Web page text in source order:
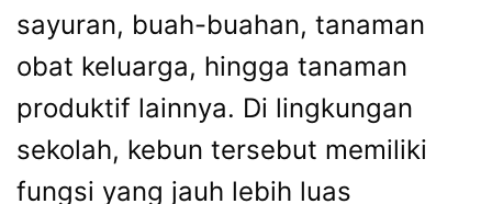
sayuran, buah-buahan, tanaman
obat keluarga, hingga tanaman
produktif lainnya. Di lingkungan
sekolah, kebun tersebut memiliki
fungsi yang jauh lebih luas